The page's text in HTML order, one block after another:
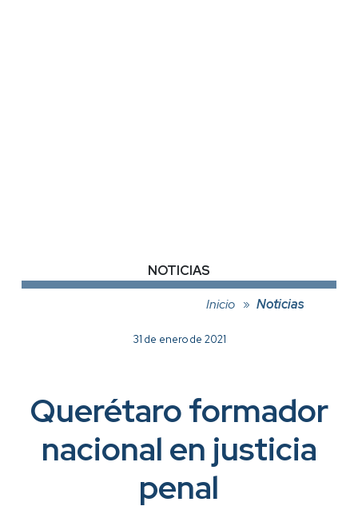
NOTICIAS
Inicio
Noticias
31 de enero de 2021
Querétaro formador
nacional en justicia
penal